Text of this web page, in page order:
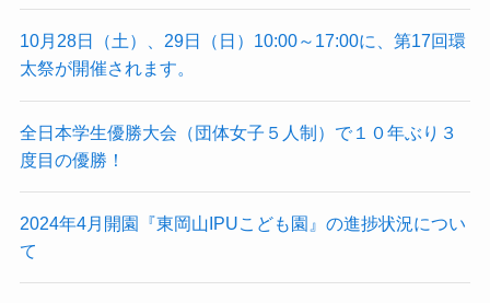
10月28日（土）、29日（日）10:00～17:00に、第17回環
太祭が開催されます。
全日本学生優勝大会（団体女子５人制）で１０年ぶり３
度目の優勝！
2024年4月開園『東岡山IPUこども園』の進捗状況につい
て